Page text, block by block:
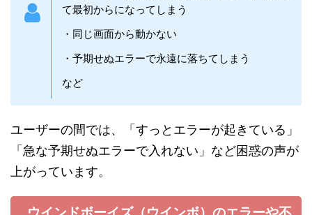
て最初からになってしまう
・同じ画面から動かない
・予期せぬエラーで永遠に落ちてしまう
など
ユーザーの間では、「すっとエラーが起きている」
「急な予期せぬエラーで入れない」など困惑の声が
上がっています。